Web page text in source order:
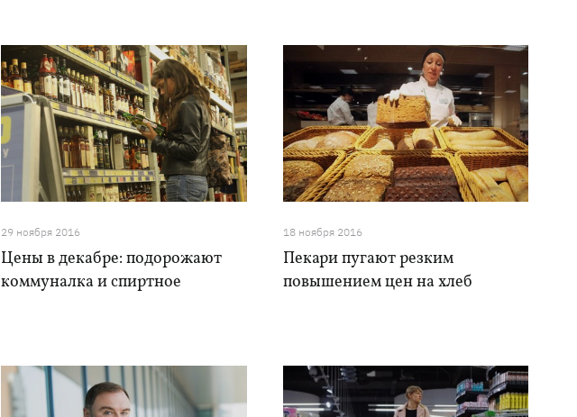
29 ноября 2016
Цены в декабре: подорожают
коммуналка и спиртное
18 ноября 2016
Пекари пугают резким
повышением цен на хлеб